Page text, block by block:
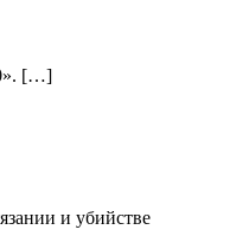
[…]
и убийстве